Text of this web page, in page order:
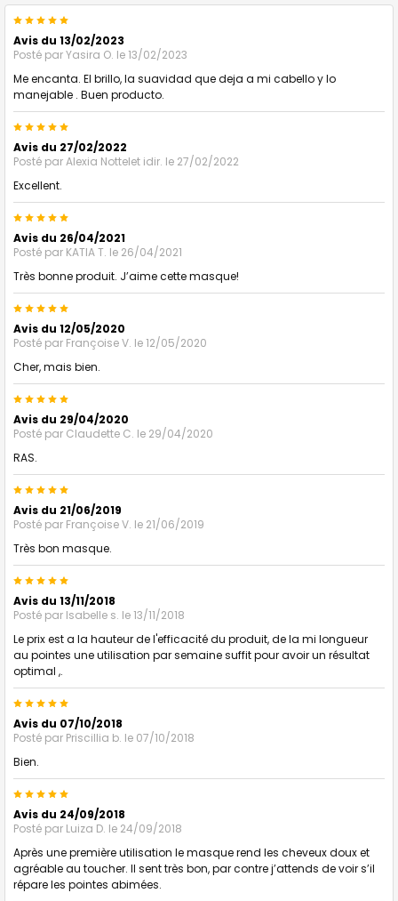
5
Avis du 13/02/2023
Posté parYasira O. le 13/02/2023
Me encanta. El brillo, la suavidad que deja a mi cabello y lo
manejable . Buen producto.
5
Avis du 27/02/2022
Posté parAlexia Nottelet idir. le 27/02/2022
Excellent.
5
Avis du 26/04/2021
Posté par KATIA T. le 26/04/2021
Très bonne produit. J’aime cette masque!
5
Avis du 12/05/2020
Posté par Françoise V. le 12/05/2020
Cher, mais bien.
5
Avis du 29/04/2020
Posté par Claudette C. le 29/04/2020
RAS.
5
Avis du 21/06/2019
Posté par Françoise V. le 21/06/2019
Très bon masque.
5
Avis du 13/11/2018
Posté par Isabelle s. le 13/11/2018
Le prix est a la hauteur de l'efficacité du produit, de la mi longueur
au pointes une utilisation par semaine suffit pour avoir un résultat
optimal ,.
5
Avis du 07/10/2018
Posté par Priscillia b. le 07/10/2018
Bien.
5
Avis du 24/09/2018
Posté par Luiza D. le 24/09/2018
Après une première utilisation le masque rend les cheveux doux et
agréable au toucher. Il sent très bon, par contre j’attends de voir s’il
répare les pointes abimées.